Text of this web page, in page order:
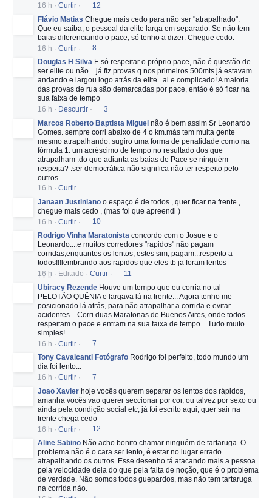
16 h · Curtir ·
12
Flávio Matias Chegue mais cedo para não ser "atrapalhado".
Que eu saiba, o pessoal da elite larga em separado. Se não tem
baias diferenciando o pace, só tenho a dizer: Chegue cedo.
16 h · Curtir ·
8
Douglas H Silva É só respeitar o próprio pace, não é questão de
ser elite ou não....já fiz provas q nos primeiros 500mts já estavam
andando e largou logo atrás da elite...ai e complicado! A maioria
das provas de rua são demarcadas por pace, então é só ficar na
sua faixa de tempo
16 h · Descurtir ·
3
Marcos Roberto Baptista Miguel não é bem assim Sr Leonardo
Gomes. sempre corri abaixo de 4 o km.más tem muita gente
mesmo atrapalhando. sugiro uma forma de penalidade como na
fórmula 1. um acréscimo de tempo no resultado dos que
atrapalham .do que adianta as baias de Pace se ninguém
respeita? .ser democrática não significa não ter respeito pelo
outros
16 h · Curtir
Janaan Justiniano o espaço é de todos , quer ficar na frente ,
chegue mais cedo , (mas foi que apreendi )
16 h · Curtir ·
10
Rodrigo Vinha Maratonista concordo com o Josue e o
Leonardo....e muitos corredores "rapidos" não pagam
corridas,enquantos os lentos, estes sim, pagam...respeito a
todos!!!lembrando aos rapidos que eles tb ja foram lentos
16 h · Editado · Curtir ·
11
Ubiracy Rezende Houve um tempo que eu corria no tal
PELOTÃO QUÊNIA e largava lá na frente... Agora tenho me
posicionado lá atrás, para não atrapalhar a corrida e evitar
acidentes... Corri duas Maratonas de Buenos Aires, onde todos
respeitam o pace e entram na sua faixa de tempo... Tudo muito
simples!
16 h · Curtir ·
7
Tony Cavalcanti Fotógrafo Rodrigo foi perfeito, todo mundo um
dia foi lento...
16 h · Curtir ·
7
Joao Xavier hoje vocês querem separar os lentos dos rápidos,
amanha vocês vao querer seccionar por cor, ou talvez por sexo ou
ainda pela condição social etc, já foi escrito aqui, quer sair na
frente chega cedo
16 h · Curtir ·
12
Aline Sabino Não acho bonito chamar ninguém de tartaruga. O
problema não é o cara ser lento, é estar no lugar errado
atrapalhando os outros. Esse desenho tá atacando mais a pessoa
pela velocidade dela do que pela falta de noção, que é o problema
de verdade. Não somos todos guepardos, mas não tem tartaruga
na corrida não.